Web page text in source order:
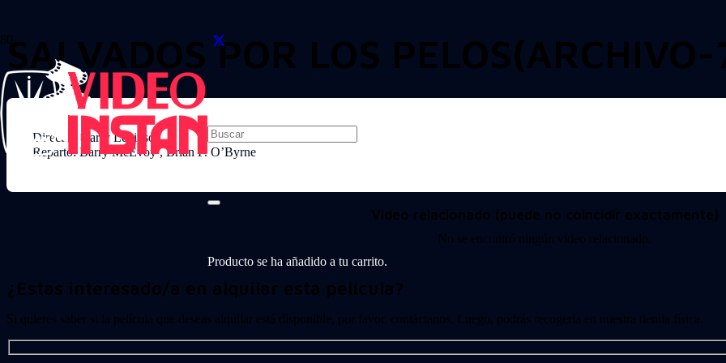
Producto se ha añadido a tu carrito.
SALVADOS POR LOS PELOS(ARCHIVO-
Director: Barry Levinson
Reparto: Barry McEvoy , Brian F. O’Byrne
Video relacionado (puede no coincidir exactamente)
No se encontró ningún video relacionado.
¿Estas interesado/a en alquilar esta película?
Si quieres saber si la película que deseas alquilar está disponible, por favor, contáctanos. Luego, podrás recogerla en nuestra tienda física.